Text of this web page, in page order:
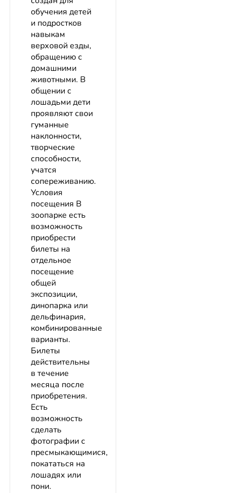
обучения детей
и подростков
навыкам
верховой езды,
обращению с
домашними
животными. В
общении с
лошадьми дети
проявляют свои
гуманные
наклонности,
творческие
способности,
учатся
сопереживанию.
Условия
посещения В
зоопарке есть
возможность
приобрести
билеты на
отдельное
посещение
общей
экспозиции,
динопарка или
дельфинария,
комбинированные
варианты.
Билеты
действительны
в течение
месяца после
приобретения.
Есть
возможность
сделать
фотографии с
пресмыкающимися,
покататься на
лошадях или
пони.